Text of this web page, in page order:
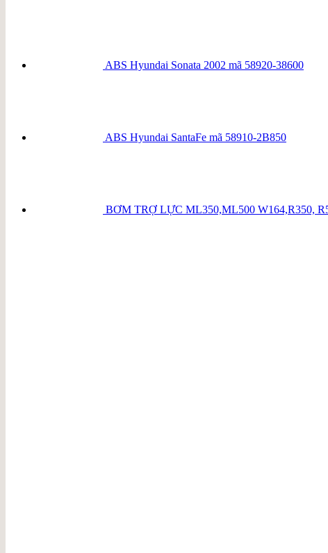
ABS Hyundai Sonata 2002 mã 58920-38600
ABS Hyundai SantaFe mã 58910-2B850
BƠM TRỢ LỰC ML350,ML500 W164,R350,